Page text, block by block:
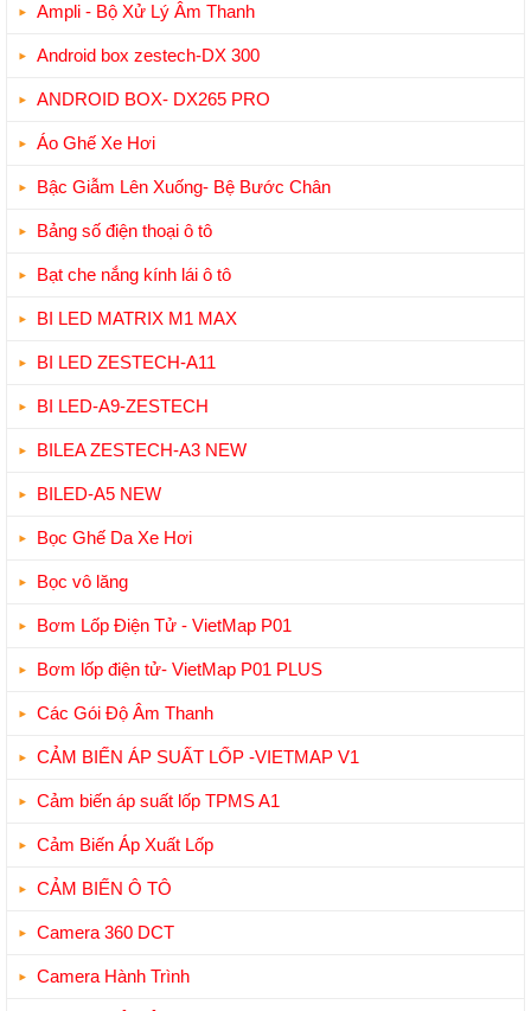
Ampli - Bộ Xử Lý Âm Thanh
Android box zestech-DX 300
ANDROID BOX- DX265 PRO
Áo Ghế Xe Hơi
Bậc Giẫm Lên Xuống- Bệ Bước Chân
Bảng số điện thoại ô tô
Bạt che nắng kính lái ô tô
BI LED MATRIX M1 MAX
BI LED ZESTECH-A11
BI LED-A9-ZESTECH
BILEA ZESTECH-A3 NEW
BILED-A5 NEW
Bọc Ghế Da Xe Hơi
Bọc vô lăng
Bơm Lốp Điện Tử - VietMap P01
Bơm lốp điện tử- VietMap P01 PLUS
Các Gói Độ Âm Thanh
CẢM BIẾN ÁP SUẤT LỐP -VIETMAP V1
Cảm biến áp suất lốp TPMS A1
Cảm Biến Áp Xuất Lốp
CẢM BIẾN Ô TÔ
Camera 360 DCT
Camera Hành Trình